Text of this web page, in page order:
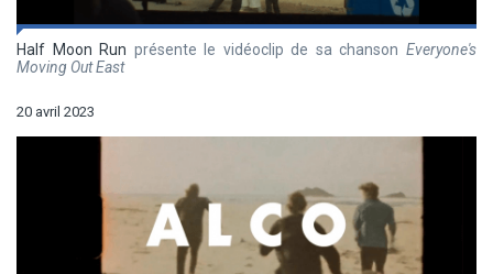
Half Moon Run présente le vidéoclip de sa chansonEveryone's
Moving Out East
20 avril 2023